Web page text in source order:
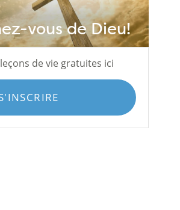
vous de Dieu!
de vie gratuites ici